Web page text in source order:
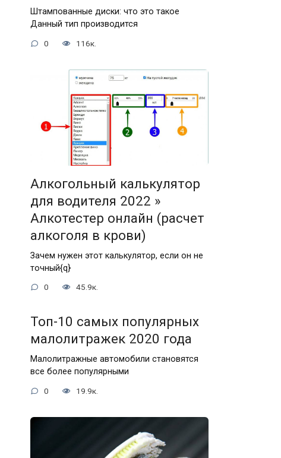
Штампованные диски: что это такое
Данный тип производится
0 116к.
Алкогольный калькулятор
для водителя 2022 »
Алкотестер онлайн (расчет
алкоголя в крови)
Зачем нужен этот калькулятор, если он не
точный{q}
0 45.9к.
Топ-10 самых популярных
малолитражек 2020 года
Малолитражные автомобили становятся
все более популярными
0 19.9к.